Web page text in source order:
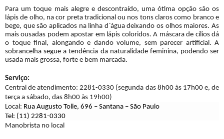
Para um toque mais alegre e descontraído, uma ótima opção são os
lápis de olho, na cor preta tradicional ou nos tons claros como branco e
bege, que são aplicados na linha d`água deixando os olhos maiores. As
mais ousadas podem apostar em lápis coloridos. A máscara de cílios dá
o toque final, alongando e dando volume, sem parecer artificial. A
sobrancelha segue a tendência da naturalidade feminina, podendo ser
usada mais grossa, forte e bem marcada.
Serviço:
Central de atendimento:2281-0330 (segunda das 8h00 às 17h00 e, de
terça a sábado, das 8h00 às 19h00)
Local: Rua Augusto Tolle, 696 – Santana – São Paulo
Tel: (11) 2281-0330
Manobrista no local